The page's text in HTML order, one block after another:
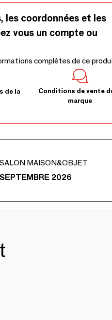
les coordonnées et les
vous un compte ou
complètes de ce
de la
Conditions de vente
marque
MAISON&OBJET
2026